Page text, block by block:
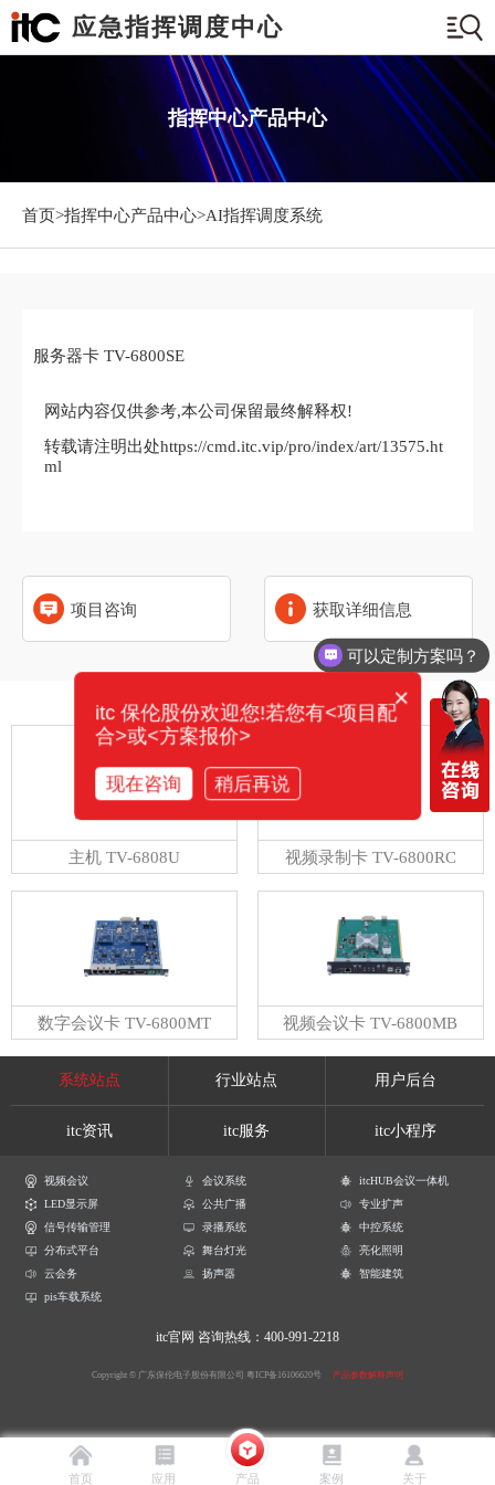
应急指挥调度中心
指挥中心产品中心
首页>指挥中心产品中心>AI指挥调度系统
服务器卡 TV-6800SE
网站内容仅供参考,本公司保留最终解释权!
转载请注明出处https://cmd.itc.vip/pro/index/art/13575.ht
ml
项目咨询 获取详细信息
相关产品
主机 TV-6808U 视频录制卡 TV-6800RC
数字会议卡 TV-6800MT 视频会议卡 TV-6800MB
系统站点 行业站点 用户后台
itc资讯 itc服务 itc小程序
视频会议 会议系统
itcHUB会议一体机
LED显示屏
公共广播
专业扩声
信号传输管理
录播系统
中控系统
分布式平台
舞台灯光
亮化照明
云会务
扬声器
智能建筑
pis车载系统
itc官网 咨询热线：400-991-2218
Copyright © 广东保伦电子股份有限公司 粤ICP备16106620号 产品参数解释声明
首页 应用 产品 案例 关于
可以定制方案吗？
×
itc 保伦股份欢迎您!若您有<项目配
合>或<方案报价>
现在咨询 稍后再说